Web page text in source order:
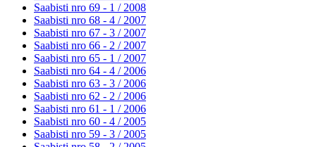
Saabisti nro 69 - 1 / 2008
Saabisti nro 68 - 4 / 2007
Saabisti nro 67 - 3 / 2007
Saabisti nro 66 - 2 / 2007
Saabisti nro 65 - 1 / 2007
Saabisti nro 64 - 4 / 2006
Saabisti nro 63 - 3 / 2006
Saabisti nro 62 - 2 / 2006
Saabisti nro 61 - 1 / 2006
Saabisti nro 60 - 4 / 2005
Saabisti nro 59 - 3 / 2005